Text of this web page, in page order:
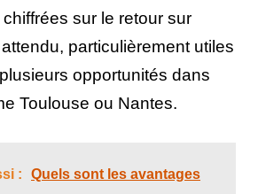
sur le retour sur
particulièrement utiles
opportunités dans
Toulouse ou Nantes.
:
Quels sont les avantages